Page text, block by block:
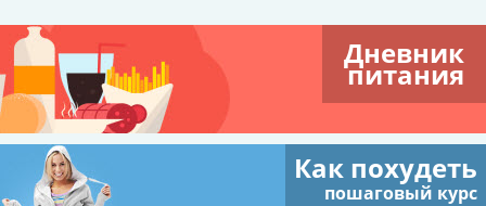
Дневник
питания
Как похудеть
пошаговый курс